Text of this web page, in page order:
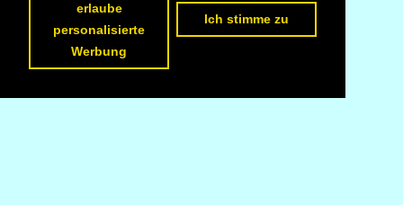
erlaube
personalisierte
Werbung
Ich stimme zu